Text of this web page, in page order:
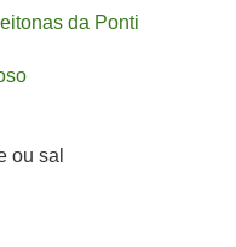
da Ponti
ou sal